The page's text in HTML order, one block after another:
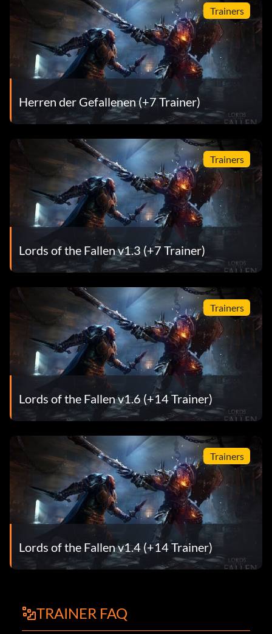
Trainers
Herren der Gefallenen (+7 Trainer)
Trainers
Lords of the Fallen v1.3 (+7 Trainer)
Trainers
Lords of the Fallen v1.6 (+14 Trainer)
Trainers
Lords of the Fallen v1.4 (+14 Trainer)
TRAINER FAQ